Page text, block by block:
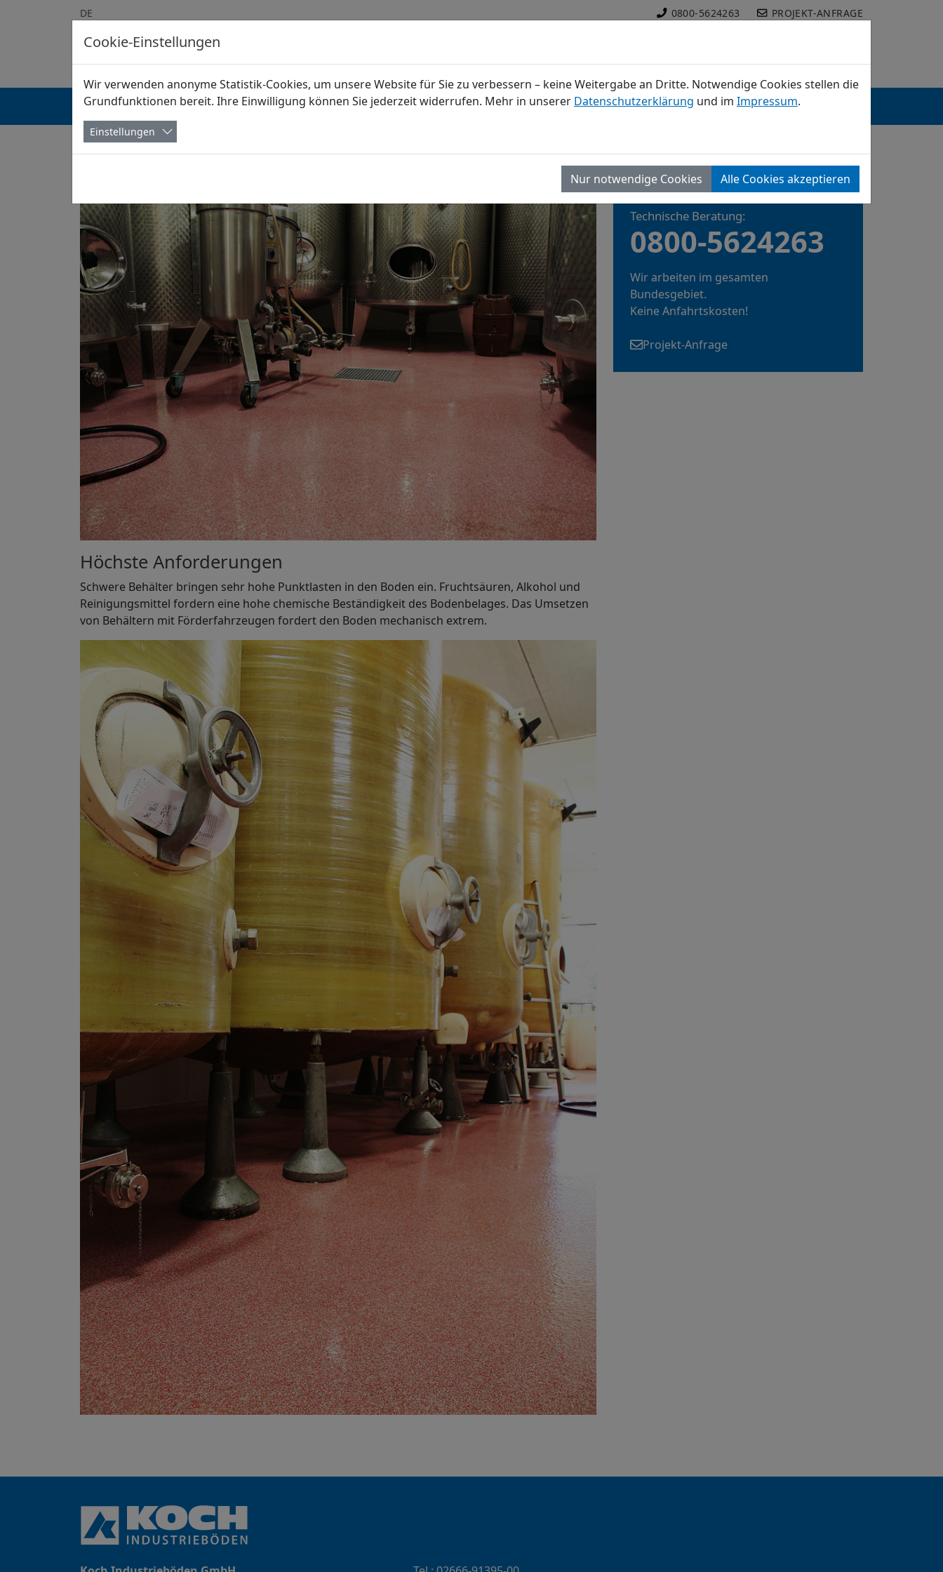
DE 0800-5624263 PROJEKT-ANFRAGE
STARTSEITE ÜBER UNS INDUSTRIEBÖDEN GROSSKÜCHENBODEN REFERENZEN WISSEN KONTAKT JOBS SUCHE
Startseite Referenzen Brauereien & Abfüllbetriebe
Höchste Anforderungen
Schwere Behälter bringen sehr hohe Punktlasten in den Boden ein. Fruchtsäuren, Alkohol und
Reinigungsmittel fordern eine hohe chemische Beständigkeit des Bodenbelages. Das Umsetzen
von Behältern mit Förderfahrzeugen fordert den Boden mechanisch extrem.
DIREKTKONTAKT
Technische Beratung:
0800-5624263
Wir arbeiten im gesamten
Bundesgebiet.
Keine Anfahrtskosten!
Projekt-Anfrage
Cookie-Einstellungen
Wir verwenden anonyme Statistik-Cookies, um unsere Website für Sie zu verbessern – keine Weitergabe an Dritte. Notwendige Cookies stellen die
Grundfunktionen bereit. Ihre Einwilligung können Sie jederzeit widerrufen. Mehr in unserer Datenschutzerklärung und im Impressum.
Einstellungen
Nur notwendige Cookies Alle Cookies akzeptieren